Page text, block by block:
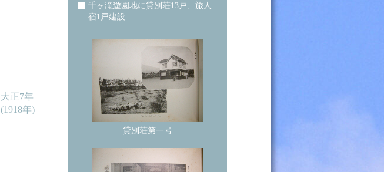
大正7年
(1918年)
千ヶ滝遊園地に貸別荘13戸、旅人
宿1戸建設
貸別荘第一号